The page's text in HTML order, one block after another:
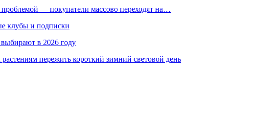
— покупатели массово переходят на…
клубы и подписки
в 2026 году
пережить короткий зимний световой день